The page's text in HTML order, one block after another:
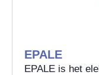
EPALE
EPALE is het